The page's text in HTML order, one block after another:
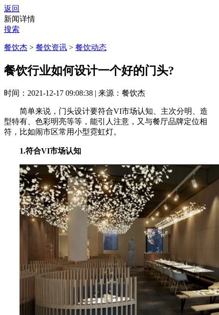
返回
新闻详情
搜索
餐饮杰 > 餐饮资讯 > 餐饮动态
餐饮行业如何设计一个好的门头?
时间：2021-12-17 09:08:38 | 来源：餐饮杰
简单来说，门头设计要符合VI市场认知、主次分明、造
型特有、色彩明亮等等，能引人注意，又与餐厅品牌定位相
符，比如闹市区常用小型霓虹灯。
1.符合VI市场认知